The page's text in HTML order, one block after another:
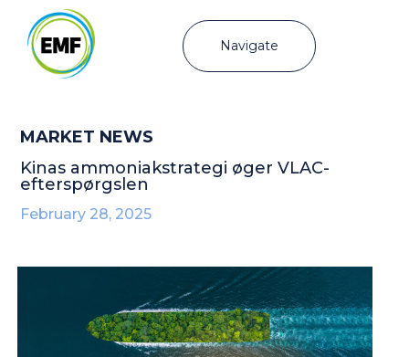
Navigate
MARKET NEWS
Kinas ammoniakstrategi øger VLAC-
efterspørgslen
February 28, 2025